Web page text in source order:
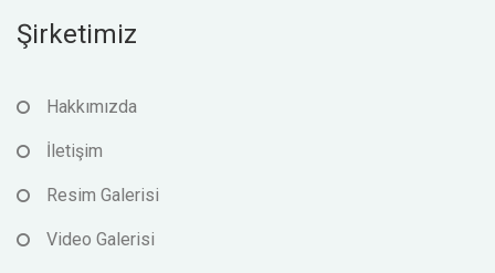
Şirketimiz
Hakkımızda
İletişim
Resim Galerisi
Video Galerisi